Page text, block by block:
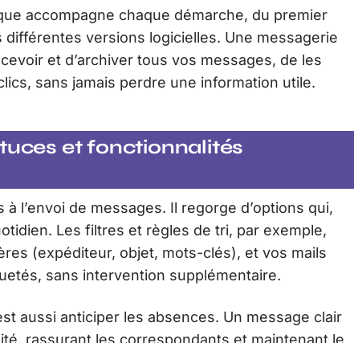
accompagne chaque démarche, du premier
versions logicielles. Une messagerie
et d’archiver tous vos messages, de les
sans jamais perdre une information utile.
et fonctionnalités
l’envoi de messages. Il regorge d’options qui,
Les filtres et règles de tri, par exemple,
(expéditeur, objet, mots-clés), et vos mails
sans intervention supplémentaire.
aussi anticiper les absences. Un message clair
rassurant les correspondants et maintenant le